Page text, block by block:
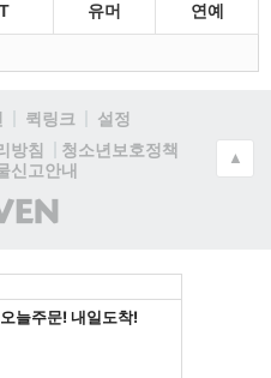
유머 연예
퀵링크
설정
방침
청소년보호정책
신고안내
(주)
인
▲